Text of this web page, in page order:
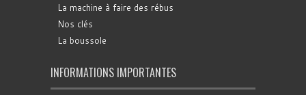
La machine à faire des rébus
Nos clés
La boussole
INFORMATIONS IMPORTANTES